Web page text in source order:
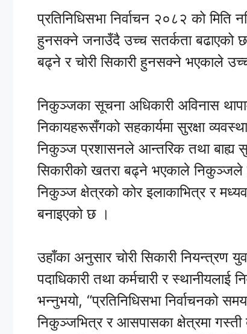
प्रतिनिधिसभा निर्वाचन २०८२ को मिति
हुनसक्ने जनाउँदै उच्च सतर्कता बढाएको
बढ्ने र चोरी सिकारी हुनसक्ने भएकाले
निकुञ्जका सूचना अधिकारी अविनास
निकायहरूसँगको सहकार्यमा सुरक्षा
निकुञ्ज प्रशासनले आन्तरिक तथा बाह्य
सिकारीको खतरा बढ्ने भएकाले निकुञ्जले
निकुञ्ज क्षेत्रको कोर इलाकाभित्र र
बनाइएको छ ।
उहाँका अनुसार चोरी सिकारी नियन्त्रण
पदाधिकारी तथा कर्मचारी र
भन्नुभयो, “प्रतिनिधिसभा निर्वाचनको
निकुञ्जभित्र र आसपासका क्षेत्रमा गस्ती